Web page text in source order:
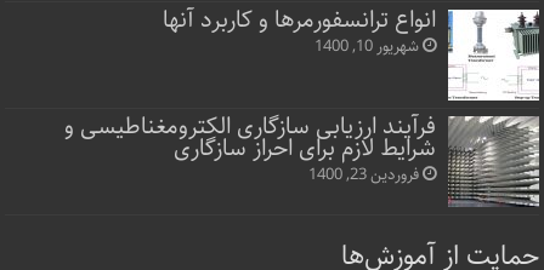
انواع ترانسفورمرها و کاربرد آنها
شهریور 10, 1400
فرآیند ارزیابی سازگاری الکترومغناطیسی و
شرایط لازم برای احراز سازگاری
فروردین 23, 1400
حمایت از آموزش‌ها